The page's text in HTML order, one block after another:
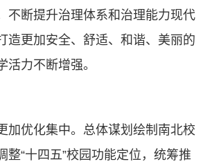
不断提升治理体系和治理能力现代
造更加安全、舒适、和谐、美丽的
活力不断增强。
加优化集中。总体谋划绘制南北校
整“十四五”校园功能定位，统筹推